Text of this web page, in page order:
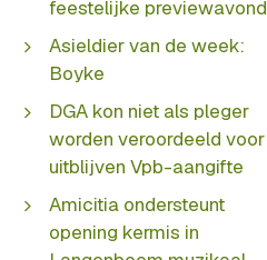
feestelijke previewavond
Asieldier van de week:
Boyke
DGA kon niet als pleger
worden veroordeeld voor
uitblijven Vpb-aangifte
Amicitia ondersteunt
opening kermis in